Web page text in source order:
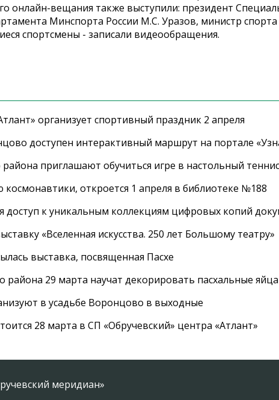
онлайн-вещания также выступили: президент
Минспорта России М.С. Уразов, министр
спортсмены - записали видеообращения.
организует спортивный праздник 2 апреля
доступен интерактивный маршрут на портале
приглашают обучиться игре в настольный теннис
откроется 1 апреля в библиотеке №188
доступ к уникальным коллекциям цифровых копий
«Вселенная искусства. 250 лет Большому театру»
выставка, посвященная Пасхе
29 марта научат декорировать пасхальные яйца
в усадьбе Воронцово в выходные
28 марта в СП «Обручевский» центра «Атлант»
меридиан»